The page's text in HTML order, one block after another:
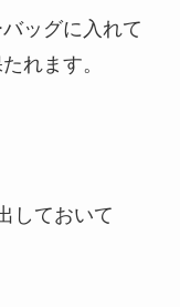
ッグに入れて
れます。
しておいて